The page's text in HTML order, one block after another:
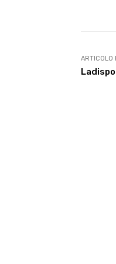
ARTICOLO